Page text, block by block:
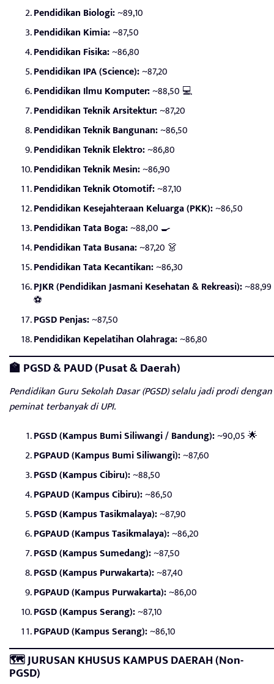
Pendidikan Biologi:~89,10
Pendidikan Kimia:~87,50
Pendidikan Fisika:~86,80
Pendidikan IPA (Science):~87,20
Pendidikan Ilmu Komputer:~88,50 💻
Pendidikan Teknik Arsitektur:~87,20
Pendidikan Teknik Bangunan:~86,50
Pendidikan Teknik Elektro:~86,80
Pendidikan Teknik Mesin:~86,90
Pendidikan Teknik Otomotif:~87,10
Pendidikan Kesejahteraan Keluarga (PKK):~86,50
Pendidikan Tata Boga:~88,00 🍳
Pendidikan Tata Busana:~87,20 👗
Pendidikan Tata Kecantikan:~86,30
PJKR (Pendidikan Jasmani Kesehatan & Rekreasi):~88,99
⚽
PGSD Penjas:~87,50
Pendidikan Kepelatihan Olahraga:~86,80
🏫 PGSD & PAUD (Pusat & Daerah)
Pendidikan Guru Sekolah Dasar (PGSD) selalu jadi prodi dengan
peminat terbanyak di UPI.
PGSD (Kampus Bumi Siliwangi / Bandung):~90,05 🌟
PGPAUD (Kampus Bumi Siliwangi):~87,60
PGSD (Kampus Cibiru):~88,50
PGPAUD (Kampus Cibiru):~86,50
PGSD (Kampus Tasikmalaya):~87,90
PGPAUD (Kampus Tasikmalaya):~86,20
PGSD (Kampus Sumedang):~87,50
PGSD (Kampus Purwakarta):~87,40
PGPAUD (Kampus Purwakarta):~86,00
PGSD (Kampus Serang):~87,10
PGPAUD (Kampus Serang):~86,10
🗺️ JURUSAN KHUSUS KAMPUS DAERAH (Non-
PGSD)